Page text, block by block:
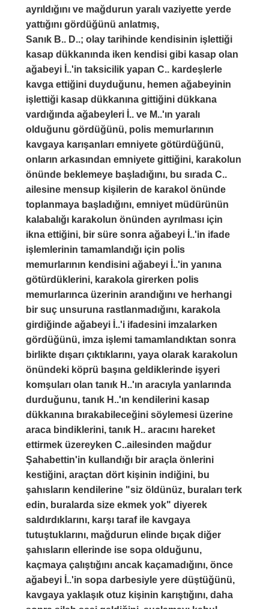
ayrıldığını ve mağdurun yaralı vaziyette yerde
yattığını gördüğünü anlatmış,
Sanık B.. D..; olay tarihinde kendisinin işlettiği
kasap dükkanında iken kendisi gibi kasap olan
ağabeyi İ..'in taksicilik yapan C.. kardeşlerle
kavga ettiğini duyduğunu, hemen ağabeyinin
işlettiği kasap dükkanına gittiğini dükkana
vardığında ağabeyleri İ.. ve M..'ın yaralı
olduğunu gördüğünü, polis memurlarının
kavgaya karışanları emniyete götürdüğünü,
onların arkasından emniyete gittiğini, karakolun
önünde beklemeye başladığını, bu sırada C..
ailesine mensup kişilerin de karakol önünde
toplanmaya başladığını, emniyet müdürünün
kalabalığı karakolun önünden ayrılması için
ikna ettiğini, bir süre sonra ağabeyi İ..'in ifade
işlemlerinin tamamlandığı için polis
memurlarının kendisini ağabeyi İ..'in yanına
götürdüklerini, karakola girerken polis
memurlarınca üzerinin arandığını ve herhangi
bir suç unsuruna rastlanmadığını, karakola
girdiğinde ağabeyi İ..'i ifadesini imzalarken
gördüğünü, imza işlemi tamamlandıktan sonra
birlikte dışarı çıktıklarını, yaya olarak karakolun
önündeki köprü başına geldiklerinde işyeri
komşuları olan tanık H..'ın aracıyla yanlarında
durduğunu, tanık H..'ın kendilerini kasap
dükkanına bırakabileceğini söylemesi üzerine
araca bindiklerini, tanık H.. aracını hareket
ettirmek üzereyken C..ailesinden mağdur
Şahabettin'in kullandığı bir araçla önlerini
kestiğini, araçtan dört kişinin indiğini, bu
şahısların kendilerine "siz öldünüz, buraları terk
edin, buralarda size ekmek yok" diyerek
saldırdıklarını, karşı taraf ile kavgaya
tutuştuklarını, mağdurun elinde bıçak diğer
şahısların ellerinde ise sopa olduğunu,
kaçmaya çalıştığını ancak kaçamadığını, önce
ağabeyi İ..'in sopa darbesiyle yere düştüğünü,
kavgaya yaklaşık otuz kişinin karıştığını, daha